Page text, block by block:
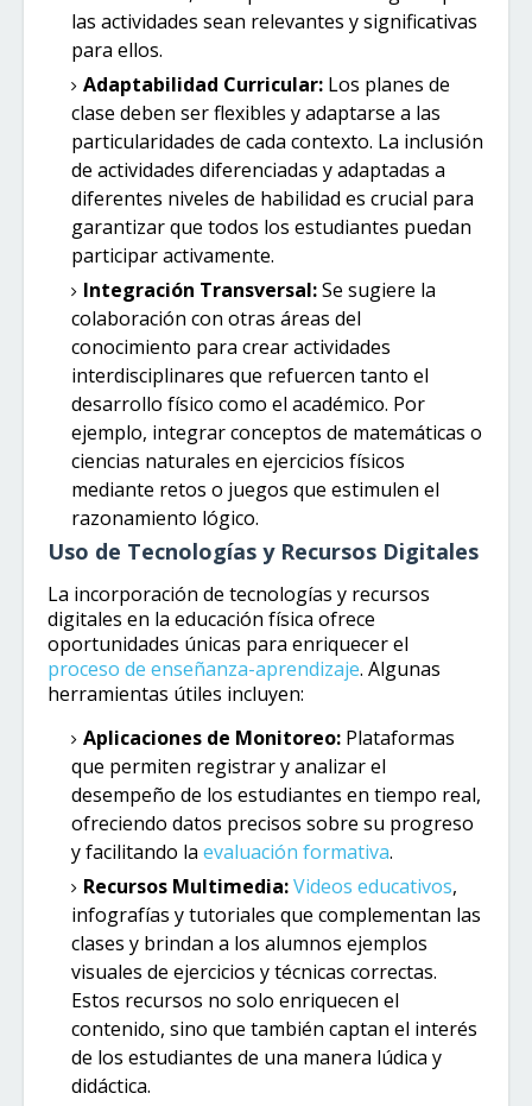
las actividades sean relevantes y significativas
para ellos.
Adaptabilidad Curricular: Los planes de
clase deben ser flexibles y adaptarse a las
particularidades de cada contexto. La inclusión
de actividades diferenciadas y adaptadas a
diferentes niveles de habilidad es crucial para
garantizar que todos los estudiantes puedan
participar activamente.
Integración Transversal:Se sugiere la
colaboración con otras áreas del
conocimiento para crear actividades
interdisciplinares que refuercen tanto el
desarrollo físico como el académico. Por
ejemplo, integrar conceptos de matemáticas o
ciencias naturales en ejercicios físicos
mediante retos o juegos que estimulen el
razonamiento lógico.
Uso de Tecnologías y Recursos Digitales
La incorporación de tecnologías y recursos
digitales en la educación física ofrece
oportunidades únicas para enriquecer el
proceso de enseñanza-aprendizaje. Algunas
herramientas útiles incluyen:
Aplicaciones de Monitoreo: Plataformas
que permiten registrar y analizar el
desempeño de los estudiantes en tiempo real,
ofreciendo datos precisos sobre su progreso
y facilitando la evaluación formativa.
Recursos Multimedia:Videos educativos,
infografías y tutoriales que complementan las
clases y brindan a los alumnos ejemplos
visuales de ejercicios y técnicas correctas.
Estos recursos no solo enriquecen el
contenido, sino que también captan el interés
de los estudiantes de una manera lúdica y
didáctica.